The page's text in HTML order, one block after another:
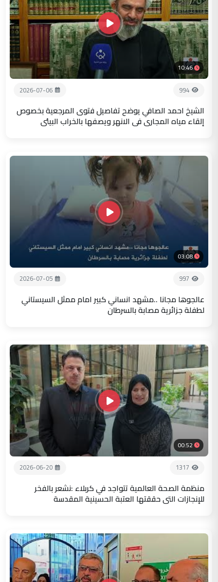
10:46
994
2026-07-06
الشيخ احمد الصافي يوضح تفاصيل فتوى المرجعية بخصوص
إلقاء مياه المجاري في الانهر ويصفها بالخراب البيئي
03:08
997
2026-07-05
عالجوها مجانا ..مشهد انساني كبير امام ممثل السيستاني
لطفلة جزائرية مصابة بالسرطان
00:52
1317
2026-06-20
منظمة الصحة العالمية تتواجد في كربلاء :نشعر بالفخر
للإنجازات التي حققتها العتبة الحسينية المقدسة